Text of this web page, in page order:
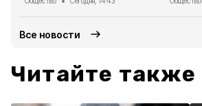
Все новости
Читайте также